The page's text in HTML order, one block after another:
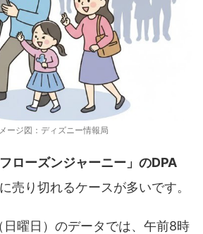
ージ図：ディズニー情報局
ローズンジャーニー」のDPA
売り切れるケースが多いです。
日曜日）のデータでは、午前8時